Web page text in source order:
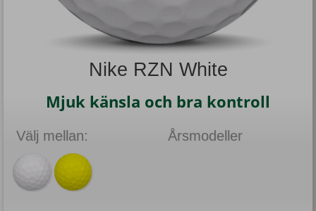
Nike RZN White
Mjuk känsla och bra kontroll
Välj mellan: Årsmodeller